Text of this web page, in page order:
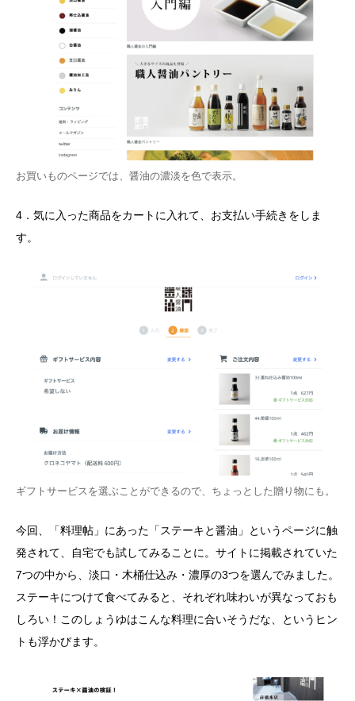
お買いものページでは、醤油の濃淡を色で表示。
4．気に入った商品をカートに入れて、お支払い手続きをしま
す。
ギフトサービスを選ぶことができるので、ちょっとした贈り物にも。
今回、「料理帖」にあった「ステーキと醤油」というページに触
発されて、自宅でも試してみることに。サイトに掲載されていた
7つの中から、淡口・木桶仕込み・濃厚の3つを選んでみました。
ステーキにつけて食べてみると、それぞれ味わいが異なっておも
しろい！このしょうゆはこんな料理に合いそうだな、というヒン
トも浮かびます。